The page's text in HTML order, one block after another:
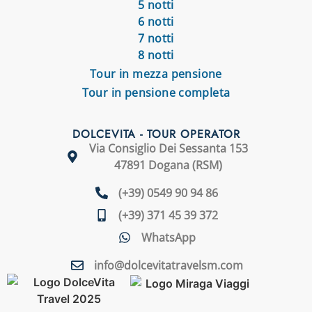
5 notti
6 notti
7 notti
8 notti
Tour in mezza pensione
Tour in pensione completa
DOLCEVITA - TOUR OPERATOR
Via Consiglio Dei Sessanta 153
47891 Dogana (RSM)
(+39) 0549 90 94 86
(+39) 371 45 39 372
WhatsApp
info@dolcevitatravelsm.com